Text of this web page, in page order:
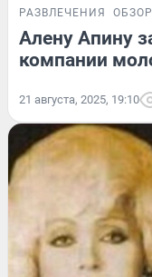
РАЗВЛЕЧЕНИЯ ОБЗОР
Алену Апину
компании
21 августа, 2025, 19:10